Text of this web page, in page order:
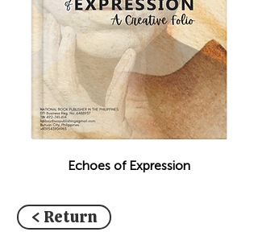
Echoes of Expression
< Return